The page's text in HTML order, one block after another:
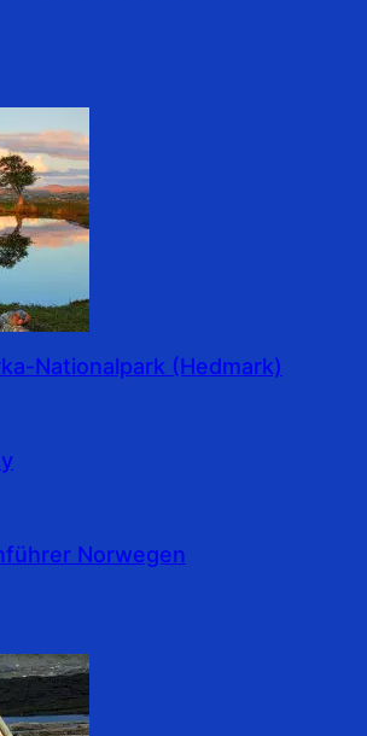
Nationalpark (Hedmark)
Norwegen